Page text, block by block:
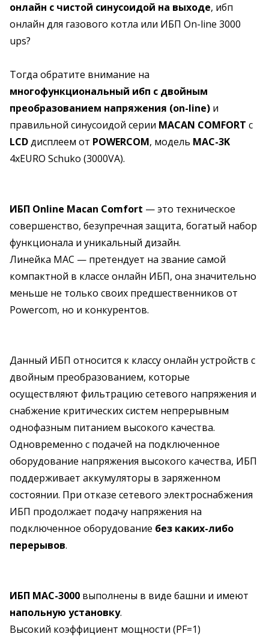
онлайн с чистой синусоидой на выходе, ибп
онлайн для газового котла или ИБП On-line 3000
ups?
Тогда обратите внимание на
многофункциональный ибп с двойным
преобразованием напряжения (on-line) и
правильной синусоидой серии MACAN COMFORT с
LCDдисплеем от POWERCOM, модель MAC-3K
4хEURO Schuko (3000VA).
ИБП Online Macan Comfort — это техническое
совершенство, безупречная защита, богатый набор
функционала и уникальный дизайн.
Линейка MAC — претендует на звание самой
компактной в классе онлайн ИБП, она значительно
меньше не только своих предшественников от
Powercom, но и конкурентов.
Данный ИБП относится к классу онлайн устройств с
двойным преобразованием, которые
осуществляют фильтрацию сетевого напряжения и
снабжение критических систем непрерывным
однофазным питанием высокого качества.
Одновременно с подачей на подключенное
оборудование напряжения высокого качества, ИБП
поддерживает аккумуляторы в заряженном
состоянии. При отказе сетевого электроснабжения
ИБП продолжает подачу напряжения на
подключенное оборудование без каких-либо
перерывов.
ИБП MAC-3000 выполнены в виде башни и имеют
напольную установку.
Высокий коэффициент мощности (PF=1)